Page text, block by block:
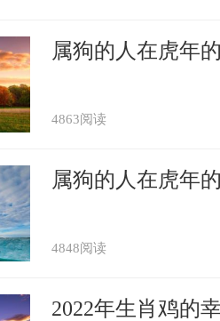
属狗的人在虎年
4863阅读
属狗的人在虎年
4848阅读
2022年生肖鸡的